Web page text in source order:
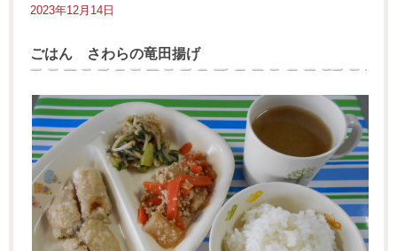
2023年12月14日
ごはん さわらの竜田揚げ